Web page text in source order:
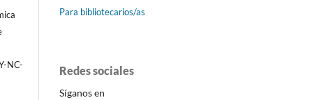
NC-
Para bibliotecarios/as
Redes sociales
Síganos en